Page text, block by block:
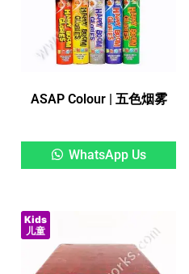
ASAP Colour | 五色烟雾
WhatsApp Us
Kids
儿童